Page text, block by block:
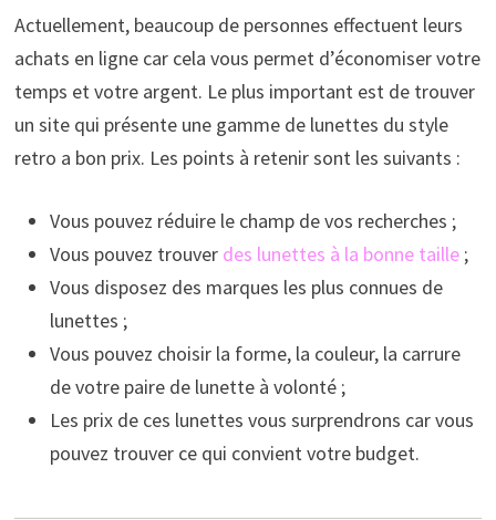
Actuellement, beaucoup de personnes effectuent leurs
achats en ligne car cela vous permet d’économiser votre
temps et votre argent. Le plus important est de trouver
un site qui présente une gamme de lunettes du style
retro a bon prix. Les points à retenir sont les suivants :
Vous pouvez réduire le champ de vos recherches ;
Vous pouvez trouver des lunettes à la bonne taille;
Vous disposez des marques les plus connues de
lunettes ;
Vous pouvez choisir la forme, la couleur, la carrure
de votre paire de lunette à volonté ;
Les prix de ces lunettes vous surprendrons car vous
pouvez trouver ce qui convient votre budget.